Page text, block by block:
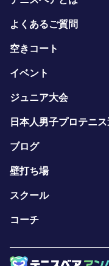
よくあるご質問
空きコート
イベント
ジュニア大会
日本人男子プロテニ
ブログ
壁打ち場
スクール
コーチ